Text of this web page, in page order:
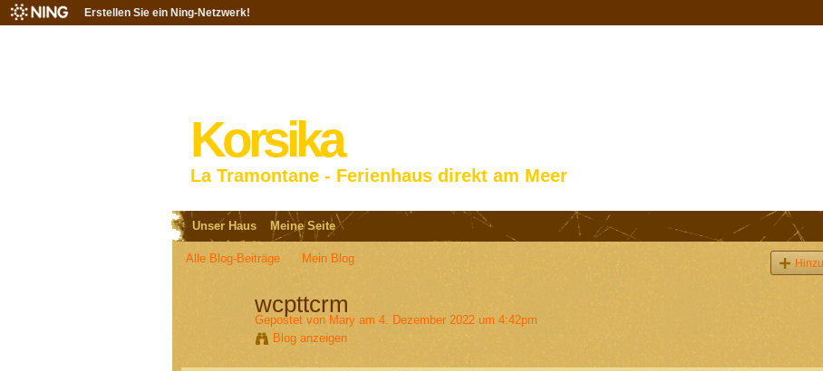
Erstellen Sie ein Ning-Netzwerk!
Korsika
La Tramontane - Ferienhaus direkt am Meer
Unser Haus Meine Seite
Alle Blog-Beiträge Mein Blog
wcpttcrm
Gepostet von Maryam 4. Dezember 2022 um 4:42pm
Blog anzeigen